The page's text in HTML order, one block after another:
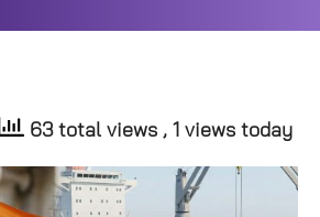
63 total views , 1 views today